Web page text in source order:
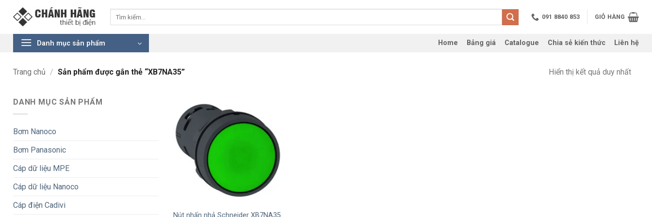
091 8840 853 GIỎ HÀNG
Danh mục sản phẩm Home Bảng giá Catalogue Chia sẻ kiến thức Liên hệ
Trang chủ / Sản phẩm được gắn thẻ “XB7NA35” Hiển thị kết quả duy nhất
DANH MỤC SẢN PHẨM
Bơm Nanoco
Bơm Panasonic
Cáp dữ liệu MPE
Cáp dữ liệu Nanoco
Cáp điện Cadivi